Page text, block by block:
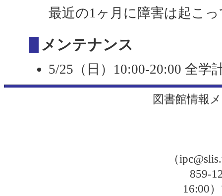
最近の1ヶ月に障害は起こ
メンテナンス
5/25（日）10:00-20:00 全学
図書館情報
（
859-
16:00